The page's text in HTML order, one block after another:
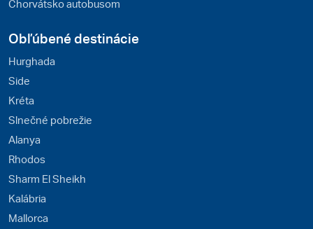
Chorvátsko autobusom
Obľúbené destinácie
Hurghada
Side
Kréta
Slnečné pobrežie
Alanya
Rhodos
Sharm El Sheikh
Kalábria
Mallorca